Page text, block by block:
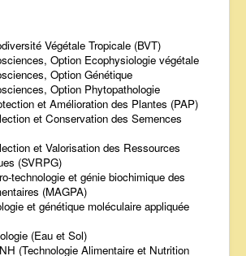
Végétale Tropicale (BVT)
Option Ecophysiologie végétale
Option Génétique
Option Phytopathologie
et Amélioration des Plantes (PAP)
et Conservation des Semences
et Valorisation des Ressources
(SVRPG)
technologie et génie biochimique des
(MAGPA)
et génétique moléculaire appliquée
(Eau et Sol)
(Technologie Alimentaire et Nutrition